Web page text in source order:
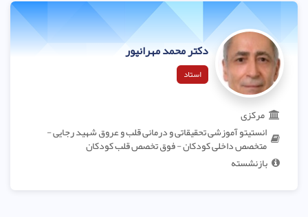
دکتر محمد مهرانپور
استاد
مرکزی
انستیتو آموزشی تحقیقاتی و درمانی قلب و عروق شهید رجایی -
متخصص داخلی کودکان - فوق تخصص قلب کودکان
بازنشسته